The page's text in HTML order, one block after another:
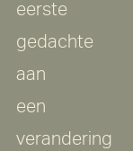
eerste
gedachte
aan
een
verandering